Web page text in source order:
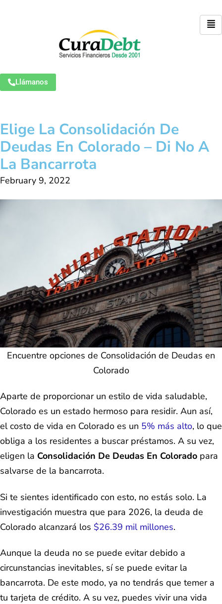
Llámanos
Elige La Consolidación De
Deudas En Colorado – Di No A
La Bancarrota
February 9, 2022
Encuentre opciones de Consolidación de Deudas en
Colorado
Aparte de proporcionar un estilo de vida saludable,
Colorado es un estado hermoso para residir. Aun así,
el costo de vida en Colorado es un 5% más alto, lo que
obliga a los residentes a buscar préstamos. A su vez,
eligen la Consolidación De Deudas En Colorado para
salvarse de la bancarrota.
Si te sientes identificado con esto, no estás solo. La
investigación muestra que para 2026, la deuda de
Colorado alcanzará los $26.39 mil millones.
Aunque la deuda no se puede evitar debido a
circunstancias inevitables, sí se puede evitar la
bancarrota. De este modo, ya no tendrás que temer a
tu tarjeta de crédito. A su vez, puedes vivir una vida